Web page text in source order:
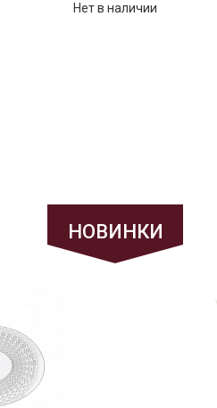
Нет в наличии
НОВИНКИ